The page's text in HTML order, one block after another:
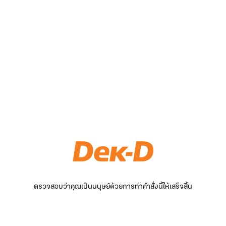
ตรวจสอบว่าคุณเป็นมนุษย์ด้วยการทำคำสั่งนี้ให้เสร็จสิ้น